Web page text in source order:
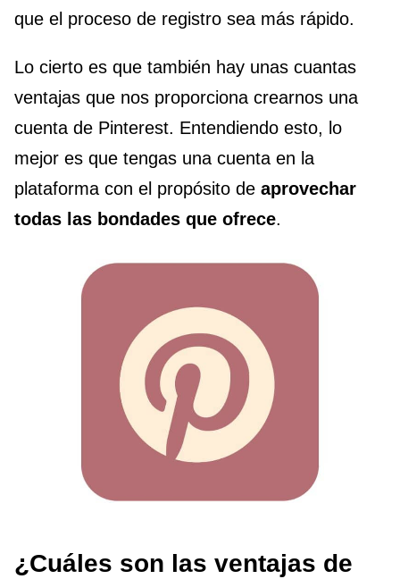
que el proceso de registro sea más rápido.
Lo cierto es que también hay unas cuantas
ventajas que nos proporciona crearnos una
cuenta de Pinterest. Entendiendo esto, lo
mejor es que tengas una cuenta en la
plataforma con el propósito de aprovechar
todas las bondades que ofrece.
¿Cuáles son las ventajas de